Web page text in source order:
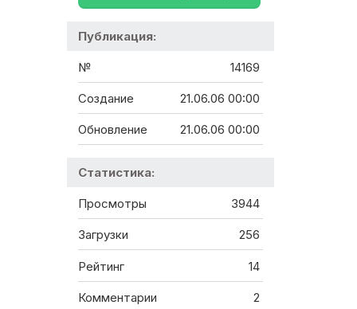
Публикация:
№ 14169
Создание 21.06.06 00:00
Обновление 21.06.06 00:00
Статистика:
Просмотры 3944
Загрузки 256
Рейтинг 14
Комментарии 2